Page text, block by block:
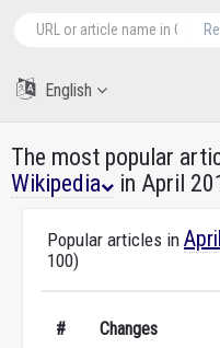
English
The most popular
Wikipedia
in April
Popular articles in
100)
# Changes